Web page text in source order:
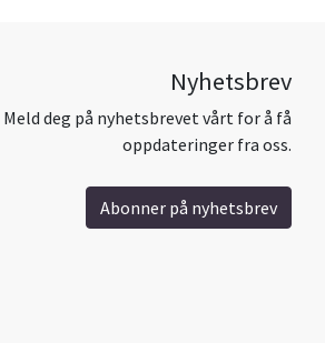
Nyhetsbrev
Meld deg på nyhetsbrevet vårt for å få
oppdateringer fra oss.
Abonner på nyhetsbrev